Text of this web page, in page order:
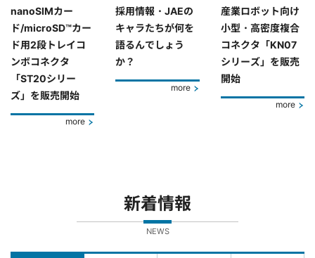
nanoSIMカー
ド/microSD™カー
ド用2段トレイコ
ンボコネクタ
「ST20シリー
ズ」を販売開始
more
採用情報・JAEの
キャラたちが何を
語るんでしょう
か？
more
産業ロボット向け
小型・高密度複合
コネクタ「KN07
シリーズ」を販売
開始
more
新着情報
NEWS